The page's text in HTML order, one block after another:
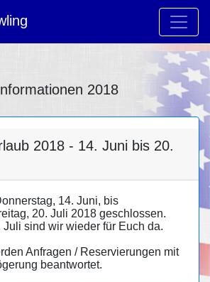
2018
2018 - 14. Juni bis 20.
14. Juni, bis
20. Juli 2018 geschlossen.
Juli sind wir wieder für Euch da.
Anfragen / Reservierungen mit
beantwortet.